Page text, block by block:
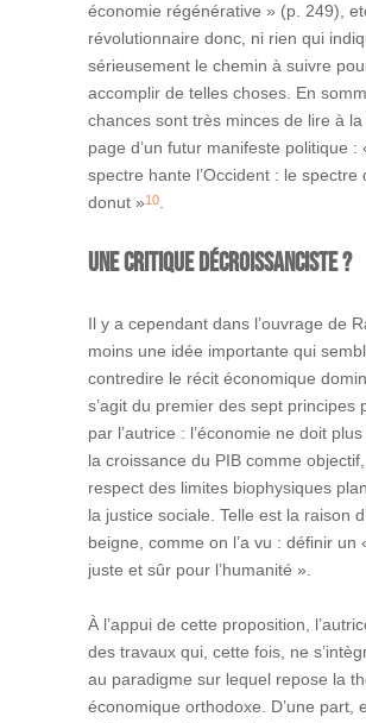
économie régénérative » (p. 249),
révolutionnaire donc, ni rien qui
sérieusement le chemin à suivre
accomplir de telles choses. En
chances sont très minces de lire à
page d’un futur manifeste politique :
spectre hante l’Occident : le spectre
donut »10
Une critique décroissanciste ?
Il y a cependant dans l’ouvrage de
moins une idée importante qui
contredire le récit économique
s’agit du premier des sept principes
par l’autrice : l’économie ne doit
la croissance du PIB comme
respect des limites biophysiques
la justice sociale. Telle est la raison
beigne, comme on l’a vu : définir un
juste et sûr pour l’humanité ».
À l’appui de cette proposition,
des travaux qui, cette fois, ne
au paradigme sur lequel repose la
économique orthodoxe. D’une part,